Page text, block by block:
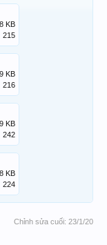
KB
215
KB
216
KB
242
KB
224
Chỉnh sửa cuối: 23/1/20